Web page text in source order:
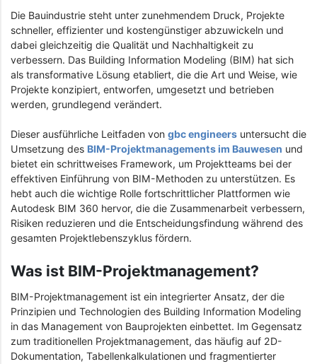
Die Bauindustrie steht unter zunehmendem Druck, Projekte
schneller, effizienter und kostengünstiger abzuwickeln und
dabei gleichzeitig die Qualität und Nachhaltigkeit zu
verbessern. Das Building Information Modeling (BIM) hat sich
als transformative Lösung etabliert, die die Art und Weise, wie
Projekte konzipiert, entworfen, umgesetzt und betrieben
werden, grundlegend verändert.
Dieser ausführliche Leitfaden von gbc engineers untersucht die
Umsetzung des BIM-Projektmanagements im Bauwesen und
bietet ein schrittweises Framework, um Projektteams bei der
effektiven Einführung von BIM-Methoden zu unterstützen. Es
hebt auch die wichtige Rolle fortschrittlicher Plattformen wie
Autodesk BIM 360 hervor, die die Zusammenarbeit verbessern,
Risiken reduzieren und die Entscheidungsfindung während des
gesamten Projektlebenszyklus fördern.
Was ist BIM-Projektmanagement?
BIM-Projektmanagement ist ein integrierter Ansatz, der die
Prinzipien und Technologien des Building Information Modeling
in das Management von Bauprojekten einbettet. Im Gegensatz
zum traditionellen Projektmanagement, das häufig auf 2D-
Dokumentation, Tabellenkalkulationen und fragmentierter